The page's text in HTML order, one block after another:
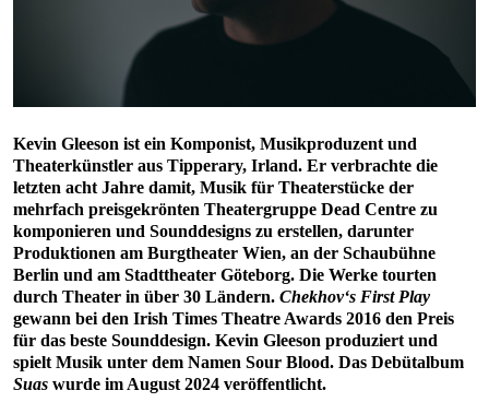
Kevin Gleeson ist ein Komponist, Musikproduzent und
Theaterkünstler aus Tipperary, Irland. Er verbrachte die
letzten acht Jahre damit, Musik für Theaterstücke der
mehrfach preisgekrönten Theatergruppe Dead Centre zu
komponieren und Sounddesigns zu erstellen, darunter
Produktionen am Burgtheater Wien, an der Schaubühne
Berlin und am Stadttheater Göteborg. Die Werke tourten
durch Theater in über 30 Ländern. Chekhov‘s First Play
gewann bei den Irish Times Theatre Awards 2016 den Preis
für das beste Sounddesign. Kevin Gleeson produziert und
spielt Musik unter dem Namen Sour Blood. Das Debütalbum
Suas wurde im August 2024 veröffentlicht.